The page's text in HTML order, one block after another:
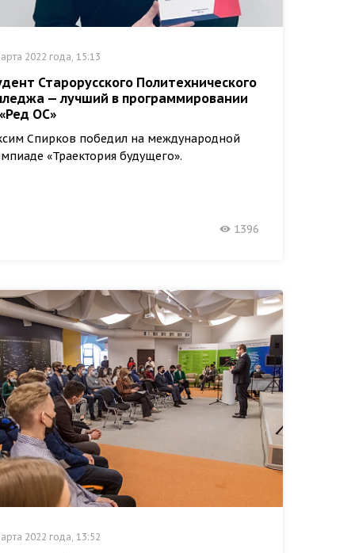
2022 года, 15:13
Старорусского Политехнического
— лучший в программировании
ОС»
Спирков победил на международной
«Траектория будущего».
1396
2022 года, 13:52